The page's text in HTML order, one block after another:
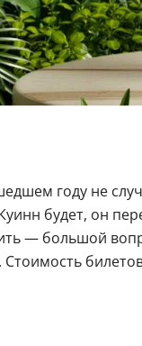
году не
будет, он
— большой
Стоимость